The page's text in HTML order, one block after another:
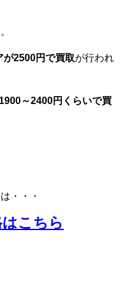
が2500円で買取が行われ
～2400円くらいで買
・・・
こちら